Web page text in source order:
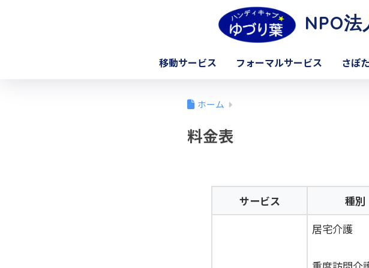
NPO
移動サービス フォーマルサービス さぽ
ホーム
料金表
サービス 種別
居宅介護